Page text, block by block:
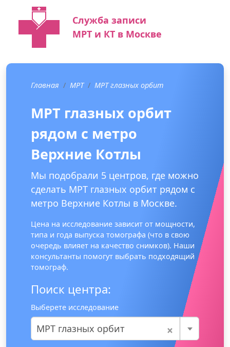
Служба записи
МРТ и КТ в Москве
Главная МРТ МРТ глазных орбит
МРТ глазных орбит
рядом с метро
Верхние Котлы
Мы подобрали 5 центров, где можно
сделать МРТ глазных орбит рядом с
метро Верхние Котлы в Москве.
Цена на исследование зависит от мощности,
типа и года выпуска томографа (что в свою
очередь влияет на качество снимков). Наши
консультанты помогут выбрать подходящий
томограф.
Поиск центра:
Выберете исследование
×
МРТ глазных орбит